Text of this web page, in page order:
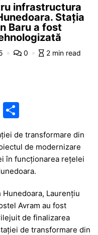
infrastructura
Stația
Baru a fost
0 2 min read
M
e
ta
je
a
z
ă
de transformare din
de modernizare
în funcționarea rețelei
Laurențiu
Avram au fost
de finalizarea
de transformare din